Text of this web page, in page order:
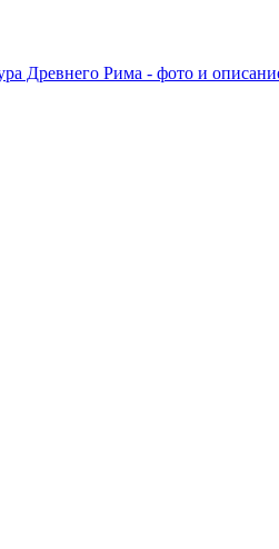
Древнего Рима - фото и